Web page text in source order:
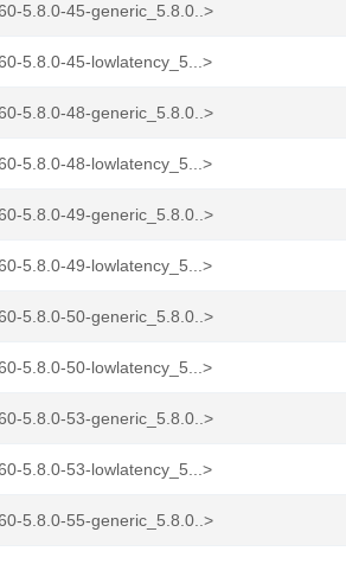
5.8.0-45-generic_5.8.0..>
5.8.0-45-lowlatency_5...>
5.8.0-48-generic_5.8.0..>
5.8.0-48-lowlatency_5...>
5.8.0-49-generic_5.8.0..>
5.8.0-49-lowlatency_5...>
5.8.0-50-generic_5.8.0..>
5.8.0-50-lowlatency_5...>
5.8.0-53-generic_5.8.0..>
5.8.0-53-lowlatency_5...>
5.8.0-55-generic_5.8.0..>